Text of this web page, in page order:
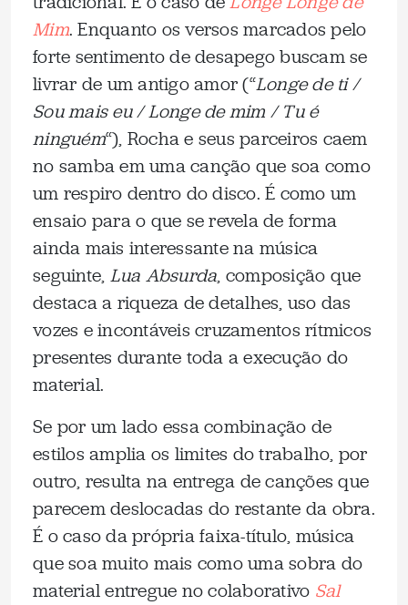
Mim. Enquanto os versos marcados pelo
forte sentimento de desapego buscam se
livrar de um antigo amor (“Longe de ti /
Sou mais eu / Longe de mim / Tu é
ninguém“), Rocha e seus parceiros caem
no samba em uma canção que soa como
um respiro dentro do disco. É como um
ensaio para o que se revela de forma
ainda mais interessante na música
seguinte, Lua Absurda, composição que
destaca a riqueza de detalhes, uso das
vozes e incontáveis cruzamentos rítmicos
presentes durante toda a execução do
material.
Se por um lado essa combinação de
estilos amplia os limites do trabalho, por
outro, resulta na entrega de canções que
parecem deslocadas do restante da obra.
É o caso da própria faixa-título, música
que soa muito mais como uma sobra do
material entregue no colaborativo Sal